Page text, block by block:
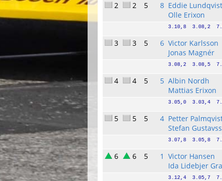
2 2 5 8 Eddie Lundqvist
Olle Erixon
3.10,8  3.08,2
3 3 5 6 Victor Karlsson
Jonas Magnér
3.08,2  3.08,5
4 4 5 5 Albin Nordh
Mattias Erixon
3.05,0  3.03,4
5 5 5 4 Petter
Stefan
3.07,8  3.05,8
6 6 5 1 Victor Hansen
Ida Lidebjer
3.12,4  3.05,7